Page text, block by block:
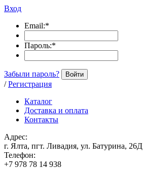
Вход
Email:*
Пароль:*
Забыли пароль? Войти
/ Регистрация
Каталог
Доставка и оплата
Контакты
Адрес:
г. Ялта, пгт. Ливадия, ул. Батурина, 26Д
Телефон:
+7 978 78 14 938